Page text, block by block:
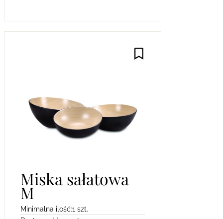
Miska sałatowa
M
Minimalna ilość:1 szt.